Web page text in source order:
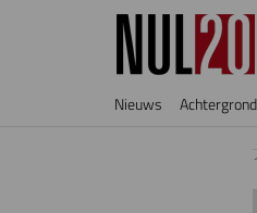
Overslaan en naar de inhoud gaan
Nieuws Achtergrond